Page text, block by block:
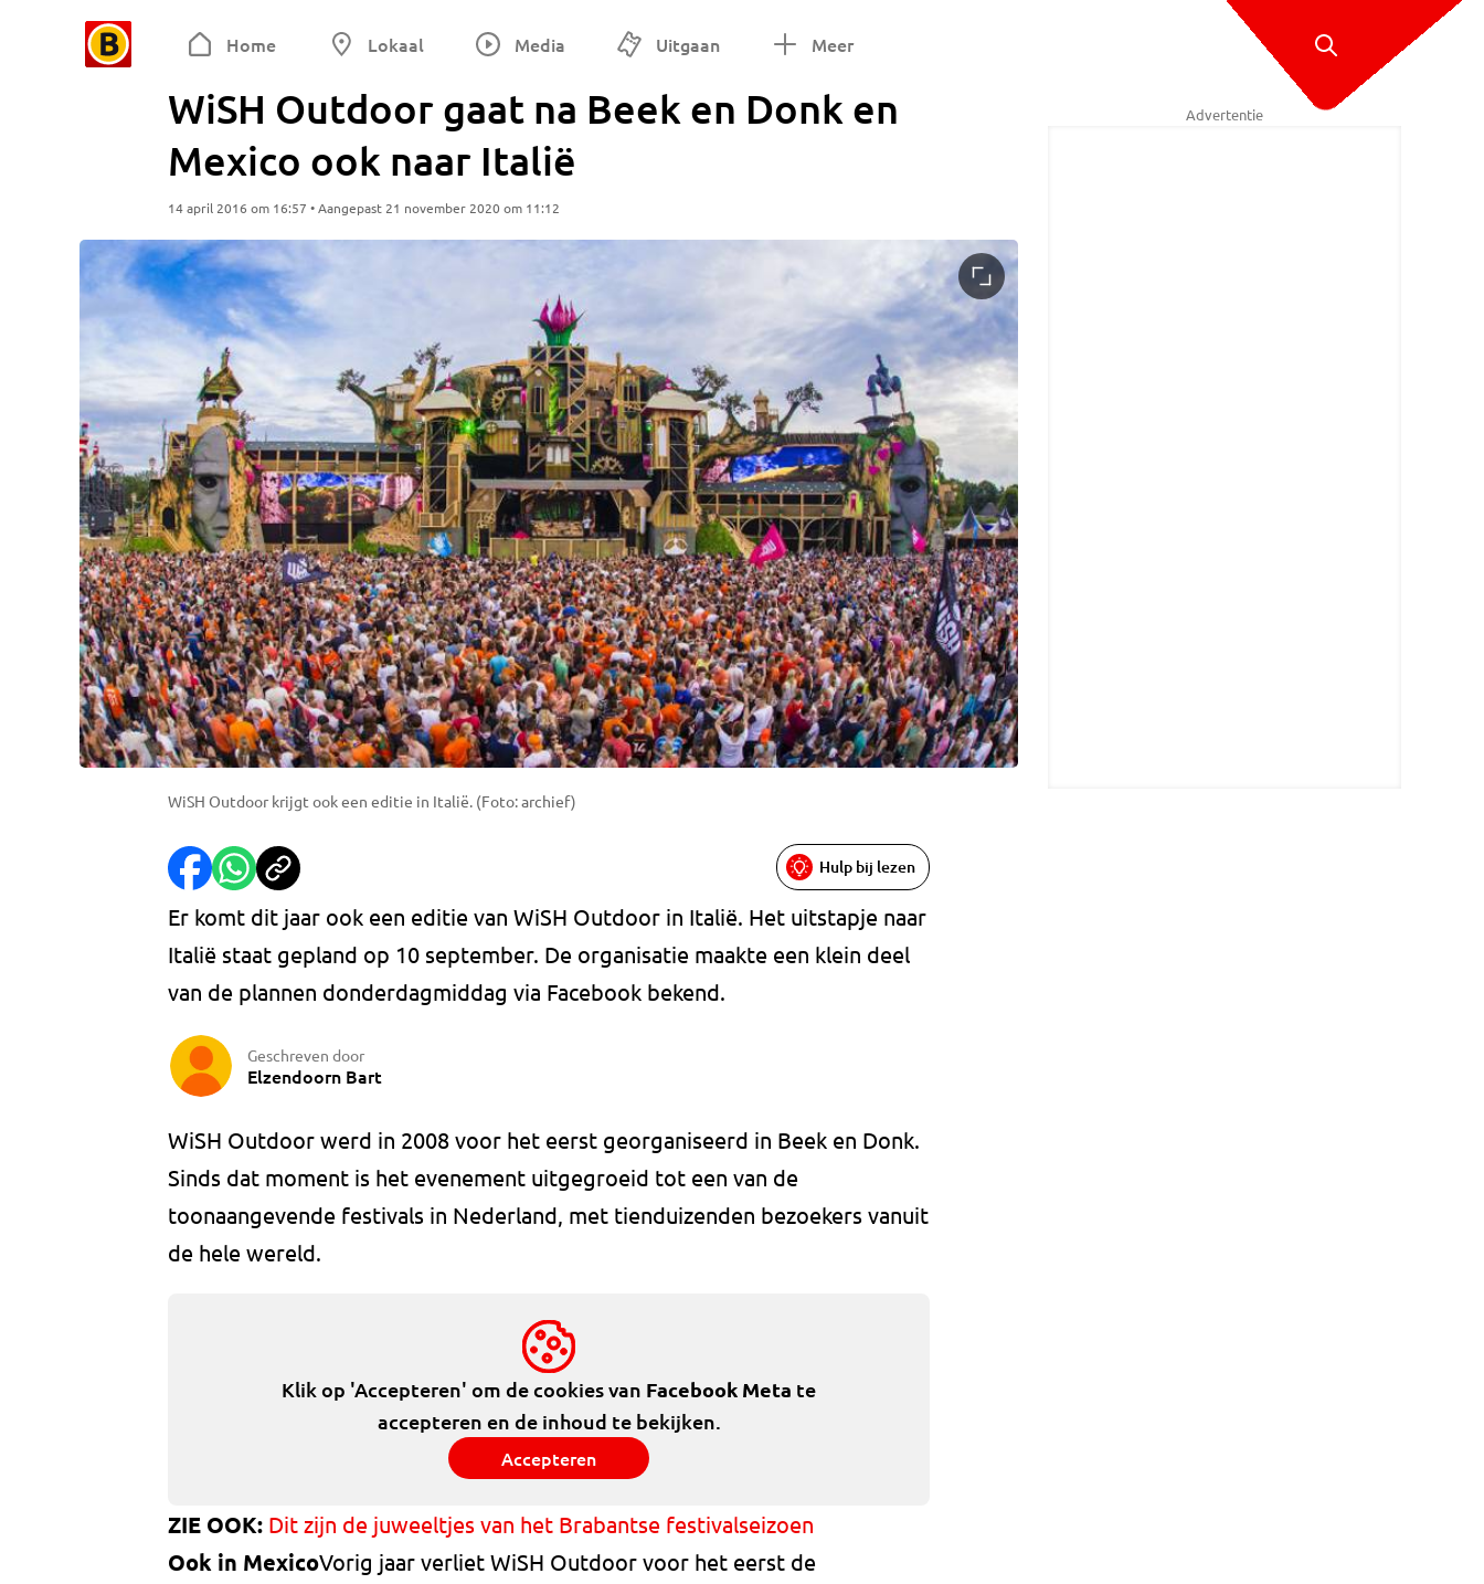
Home Lokaal Media Uitgaan Meer
WiSH Outdoor gaat na Beek en Donk en
Mexico ook naar Italië
14 april 2016 om 16:57 • Aangepast 21 november 2020 om 11:12
WiSH Outdoor krijgt ook een editie in Italië. (Foto: archief)
Hulp bij lezen
Er komt dit jaar ook een editie van WiSH Outdoor in Italië. Het uitstapje naar
Italië staat gepland op 10 september. De organisatie maakte een klein deel
van de plannen donderdagmiddag via Facebook bekend.
Geschreven door
Elzendoorn Bart
WiSH Outdoor werd in 2008 voor het eerst georganiseerd in Beek en Donk.
Sinds dat moment is het evenement uitgegroeid tot een van de
toonaangevende festivals in Nederland, met tienduizenden bezoekers vanuit
de hele wereld.
Klik op 'Accepteren' om de cookies van Facebook Meta te
accepteren en de inhoud te bekijken.
Accepteren
ZIE OOK: Dit zijn de juweeltjes van het Brabantse festivalseizoen
Ook in MexicoVorig jaar verliet WiSH Outdoor voor het eerst de
Advertentie